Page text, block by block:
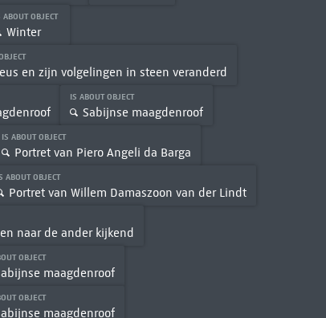
ABOUT OBJECT
Winter
en zijn volgelingen in steen veranderd
IS ABOUT OBJECT
Sabijnse maagdenroof
IS ABOUT OBJECT
Portret van Piero Angeli da Barga
ABOUT OBJECT
Portret van Willem Damaszoon van der Lindt
naar de ander kijkend
OBJECT
maagdenroof
OBJECT
maagdenroof